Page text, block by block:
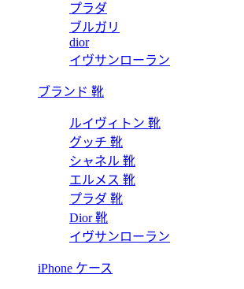
プラダ
ブルガリ
dior
イヴサンローラン
ブランド 靴
ルイヴィトン 靴
グッチ 靴
シャネル 靴
エルメス 靴
プラダ 靴
Dior 靴
イヴサンローラン
iPhone ケース